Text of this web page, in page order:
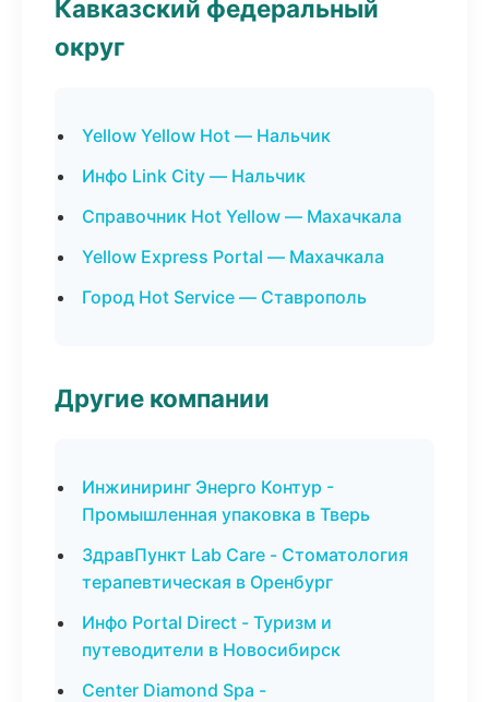
Кавказский федеральный
округ
Yellow Yellow Hot — Нальчик
Инфо Link City — Нальчик
Справочник Hot Yellow — Махачкала
Yellow Express Portal — Махачкала
Город Hot Service — Ставрополь
Другие компании
Инжиниринг Энерго Контур -
Промышленная упаковка в Тверь
ЗдравПункт Lab Care - Стоматология
терапевтическая в Оренбург
Инфо Portal Direct - Туризм и
путеводители в Новосибирск
Center Diamond Spa -